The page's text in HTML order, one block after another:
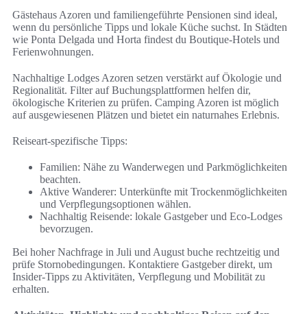
Gästehaus Azoren und familiengeführte Pensionen sind ideal,
wenn du persönliche Tipps und lokale Küche suchst. In Städten
wie Ponta Delgada und Horta findest du Boutique-Hotels und
Ferienwohnungen.
Nachhaltige Lodges Azoren setzen verstärkt auf Ökologie und
Regionalität. Filter auf Buchungsplattformen helfen dir,
ökologische Kriterien zu prüfen. Camping Azoren ist möglich
auf ausgewiesenen Plätzen und bietet ein naturnahes Erlebnis.
Reiseart-spezifische Tipps:
Familien: Nähe zu Wanderwegen und Parkmöglichkeiten
beachten.
Aktive Wanderer: Unterkünfte mit Trockenmöglichkeiten
und Verpflegungsoptionen wählen.
Nachhaltig Reisende: lokale Gastgeber und Eco-Lodges
bevorzugen.
Bei hoher Nachfrage in Juli und August buche rechtzeitig und
prüfe Stornobedingungen. Kontaktiere Gastgeber direkt, um
Insider-Tipps zu Aktivitäten, Verpflegung und Mobilität zu
erhalten.